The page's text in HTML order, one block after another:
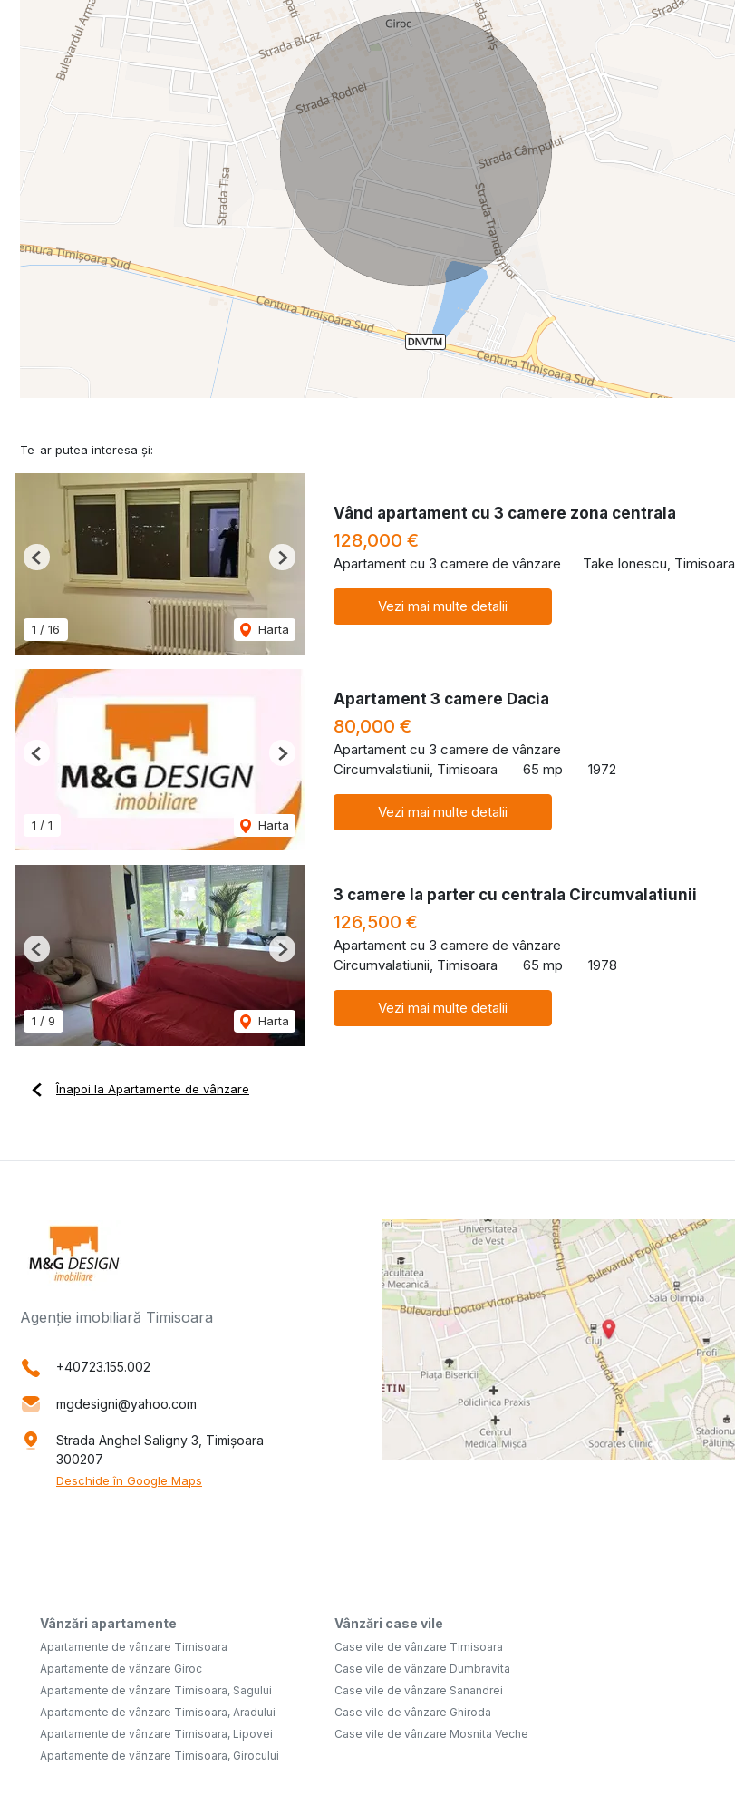
Te-ar putea interesa și:
1 / 16 Harta
Previous Next
Vând apartament cu 3 camere zona centrala
128,000 €
Apartament cu 3 camere de vânzare Take Ionescu, Timisoara
Vezi mai multe detalii
1 / 1 Harta
Previous Next
Apartament 3 camere Dacia
80,000 €
Apartament cu 3 camere de vânzare
Circumvalatiunii, Timisoara
65 mp 1972
Vezi mai multe detalii
1 / 9 Harta
Previous Next
3 camere la parter cu centrala Circumvalatiunii
126,500 €
Apartament cu 3 camere de vânzare
Circumvalatiunii, Timisoara
65 mp 1978
Vezi mai multe detalii
Înapoi la Apartamente de vânzare
Agenție imobiliară Timisoara
+40723.155.002
mgdesigni@yahoo.com
Strada Anghel Saligny 3, Timișoara
300207
Deschide în Google Maps
Vânzări apartamente
Apartamente de vânzare Timisoara
Apartamente de vânzare Giroc
Apartamente de vânzare Timisoara, Sagului
Apartamente de vânzare Timisoara, Aradului
Apartamente de vânzare Timisoara, Lipovei
Apartamente de vânzare Timisoara, Girocului
Vânzări case vile
Case vile de vânzare Timisoara
Case vile de vânzare Dumbravita
Case vile de vânzare Sanandrei
Case vile de vânzare Ghiroda
Case vile de vânzare Mosnita Veche